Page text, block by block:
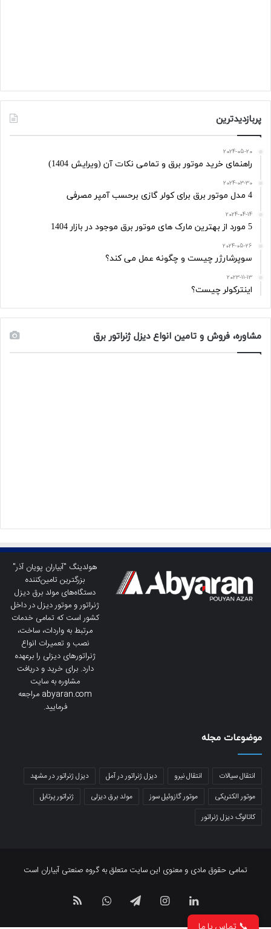
پربازدیدترین
2024-05-20
راهنمای خرید موتور برق و تمامی نکات آن (ویرایش 1404)
2024-03-30
4 مدل موتور برق برای کولر گازی برحسب آمپر مصرفی
2024-04-14
5 مورد از بهترین مارک های موتور برق موجود در بازار 1404
2024-05-26
سوپرشارژر چیست و چگونه عمل می کند؟
2023-11-13
اینترکولر چیست؟
مشاوره، فروش و تامین انواع دیزل ژنراتور برق
هولدینگ "آبیاران پویان آذر"
بزرگترین تامین‌کننده
دستگاه‌های مولد برق دیزل
ژنراتور و موتور دیزل در داخل
کشور است که تمامی خدمات
مرتبط به واردات، ساخت،
نصب و تعمیرات انواع
ژنراتورهای دیزلی را برعهده
دارد. برای خرید و دریافت
مشاوره به سایت
abyaran.com مراجعه
فرمایید.
موضوعات مجله
انتقال سیالات انتقال نیرو دیزل ژنراتور در آمل
دیزل ژنراتور در مشهد
موتور الکتریکی
موتور گازوئیل سوز مولد برق دیزلی
ژنراتور پرتابل
کاتالوگ دیزل ژنراتور
تمامی حقوق مادی و معنوی این سایت متعلق به گروه صنعتی آبیاران است
لینکدین اینستاگرام تلگرام
واتس